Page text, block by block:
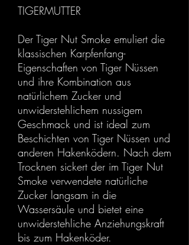
TIGERMUTTER
Der Tiger Nut Smoke emuliert die
klassischen Karpfenfang-
Eigenschaften von Tiger Nüssen
und ihre Kombination aus
natürlichem Zucker und
unwiderstehlichem nussigem
Geschmack und ist ideal zum
Beschichten von Tiger Nüssen und
anderen Hakenködern. Nach dem
Trocknen sickert der im Tiger Nut
Smoke verwendete natürliche
Zucker langsam in die
Wassersäule und bietet eine
unwiderstehliche Anziehungskraft
bis zum Hakenköder.